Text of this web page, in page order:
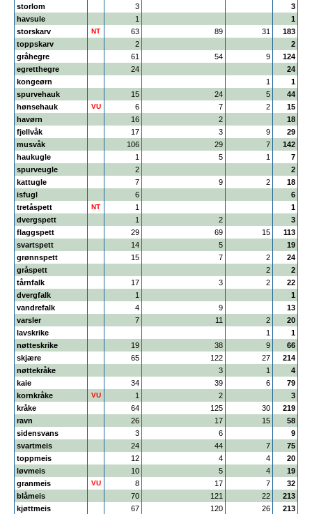
storlom
3
3
havsule
1
1
storskarv
NT 63 89 31
183
toppskarv
2
2
gråhegre
61 54 9
124
egretthegre
24
24
kongeørn
1
1
spurvehauk
15 24 5
44
hønsehauk
VU 6 7 2
15
havørn
16 2
18
fjellvåk
17 3 9
29
musvåk
106 29 7
142
haukugle
1 5 1
7
spurveugle
2
2
kattugle
7 9 2
18
isfugl
6
6
tretåspett
NT 1
1
dvergspett
1 2
3
flaggspett
29 69 15
113
svartspett
14 5
19
grønnspett
15 7 2
24
gråspett
2
2
tårnfalk
17 3 2
22
dvergfalk
1
1
vandrefalk
4 9
13
varsler
7 11 2
20
lavskrike
1
1
nøtteskrike
19 38 9
66
skjære
65 122 27
214
nøttekråke
3 1
4
kaie
34 39 6
79
kornkråke
VU 1 2
3
kråke
64 125 30
219
ravn
26 17 15
58
sidensvans
3 6
9
svartmeis
24 44 7
75
toppmeis
12 4 4
20
løvmeis
10 5 4
19
granmeis
VU 8 17 7
32
blåmeis
70 121 22
213
kjøttmeis
67 120 26
213